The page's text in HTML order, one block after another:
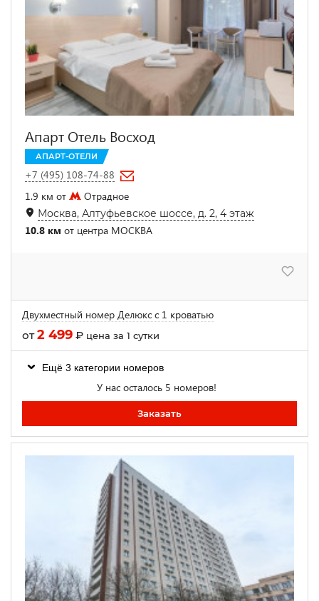
Апарт Отель Восход
АПАРТ-ОТЕЛИ
+7 (495) 108-74-88
1.9 км от
Отрадное
Москва, Алтуфьевское шоссе, д. 2, 4 этаж
10.8 км от центра МОСКВА
Двухместный номер Делюкс с 1 кроватью
от2 499 ₽ цена за 1 сутки
Ещё 3 категории номеров
У нас осталось 5 номеров!
Заказать